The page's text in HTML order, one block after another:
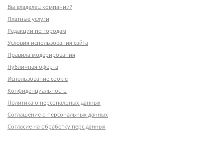
Вы владелец компании?
Платные услуги
Редакции по городам
Условия использования сайта
Правила модерирования
Публичная оферта
Использование cookie
Конфиденциальность
Политика о персональных данных
Соглашение о персональных данных
Согласие на обработку перс.данных